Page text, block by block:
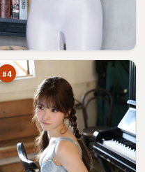
#4
尘
封
归
零
点
94
万